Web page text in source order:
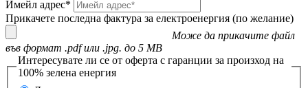
Имейл адрес*
Прикачете последна фактура за електроенергия (по желание)
Може да прикачите файл
във формат .pdf или .jpg. до 5 MB
Интересувате ли се от оферта с гаранции за произход на
100% зелена енергия